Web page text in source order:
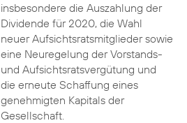
insbesondere die Auszahlung der
Dividende für 2020, die Wahl
neuer Aufsichtsratsmitglieder sowie
eine Neuregelung der Vorstands-
und Aufsichtsratsvergütung und
die erneute Schaffung eines
genehmigten Kapitals der
Gesellschaft.